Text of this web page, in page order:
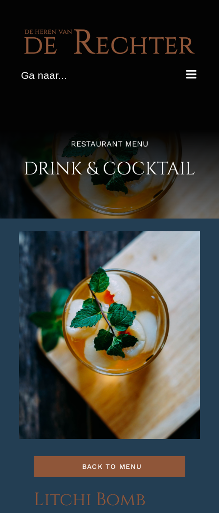
inhoud
Ga naar...
RESTAURANT MENU
DRINK & COCKTAIL
BACK TO MENU
Litchi Bomb